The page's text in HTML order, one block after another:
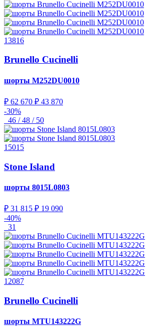
13816
Brunello Cucinelli
шорты M252DU0010
₽ 62 670 ₽ 43 870
-30%
46 / 48 / 50
15015
Stone Island
шорты 8015L0803
₽ 31 815 ₽ 19 090
-40%
31
12087
Brunello Cucinelli
шорты MTU143222G